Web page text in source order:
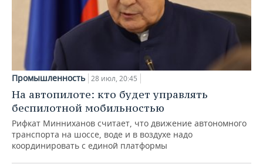
Промышленность 28 июл, 20:45
На автопилоте: кто будет управлять
беспилотной мобильностью
Рифкат Минниханов считает, что движение автономного
транспорта на шоссе, воде и в воздухе надо
координировать с единой платформы